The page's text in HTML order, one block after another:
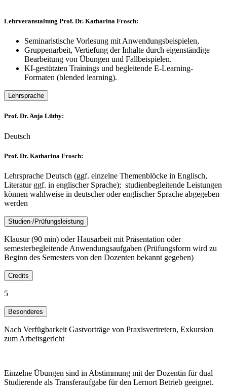
Lehrveranstaltung Prof. Dr. Katharina Frosch:
Seminaristische Vorlesung mit Anwendungsbeispielen,
Gruppenarbeit, Vertiefung der Inhalte durch eigenständige
Bearbeitung von Übungen und Fallbeispielen.
KI-gestützten Trainings und begleitende E-Learning-
Formaten (blended learning).
Lehrsprache
Prof. Dr. Anja Lüthy:
Deutsch
Prof. Dr. Katharina Frosch:
Lehrsprache Deutsch (ggf. einzelne Themenblöcke in Englisch,
Literatur ggf. in englischer Sprache); studienbegleitende Leistungen
können wahlweise in deutscher oder englischer Sprache abgegeben
werden
Studien-/Prüfungsleistung
Klausur (90 min) oder Hausarbeit mit Präsentation oder
semesterbegleitende Anwendungsaufgaben (Prüfungsform wird zu
Beginn des Semesters von den Dozenten bekannt gegeben)
Credits
5
Besonderes
Nach Verfügbarkeit Gastvorträge von Praxisvertretern, Exkursion
zum Arbeitsgericht
Einzelne Übungen sind in Abstimmung mit der Dozentin für dual
Studierende als Transferaufgabe für den Lernort Betrieb geeignet.